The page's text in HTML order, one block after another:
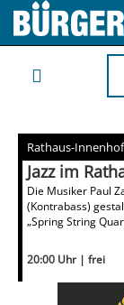
Rathaus-Innenhof
Jazz im
Die Musiker Paul
(Kontrabass)
„Spring String
20:00 Uhr | frei